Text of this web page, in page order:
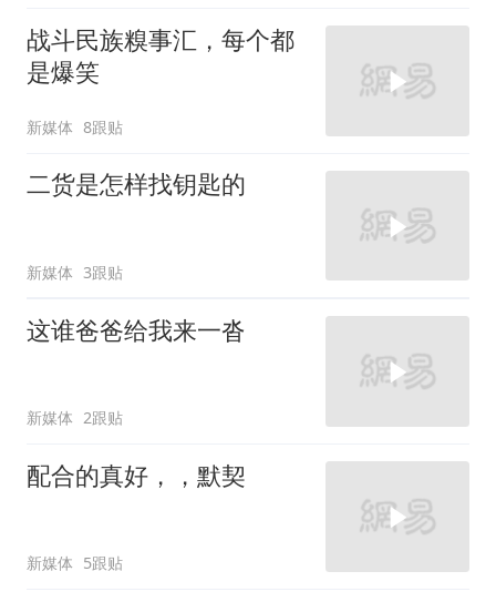
战斗民族糗事汇，每个都
是爆笑
新媒体 8跟贴
二货是怎样找钥匙的
新媒体 3跟贴
这谁爸爸给我来一沓
新媒体 2跟贴
配合的真好，，默契
新媒体 5跟贴